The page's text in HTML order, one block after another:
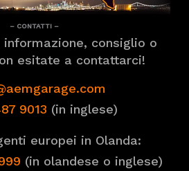
– CONTATTI –
informazione, consiglio o
esitate a contattarci!
9013 (in inglese)
europei in Olanda:
(in olandese o inglese)